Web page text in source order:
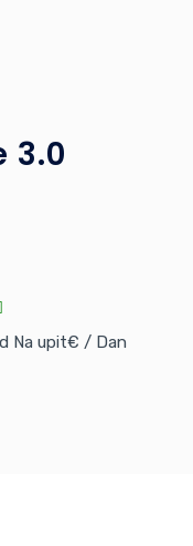
3.0
Na upit€ / Dan